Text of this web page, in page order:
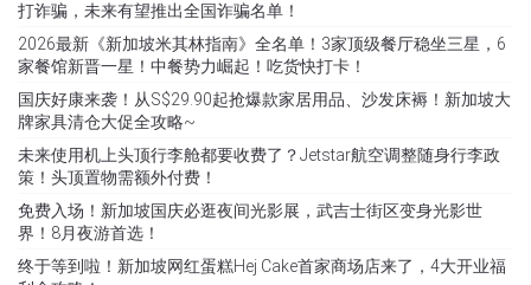
打诈骗，未来有望推出全国诈骗名单！
2026最新《新加坡米其林指南》全名单！3家顶级餐厅稳坐三星，6
家餐馆新晋一星！中餐势力崛起！吃货快打卡！
国庆好康来袭！从S$29.90起抢爆款家居用品、沙发床褥！新加坡大
牌家具清仓大促全攻略~
未来使用机上头顶行李舱都要收费了？Jetstar航空调整随身行李政
策！头顶置物需额外付费！
免费入场！新加坡国庆必逛夜间光影展，武吉士街区变身光影世
界！8月夜游首选！
终于等到啦！新加坡网红蛋糕Hej Cake首家商场店来了，4大开业福